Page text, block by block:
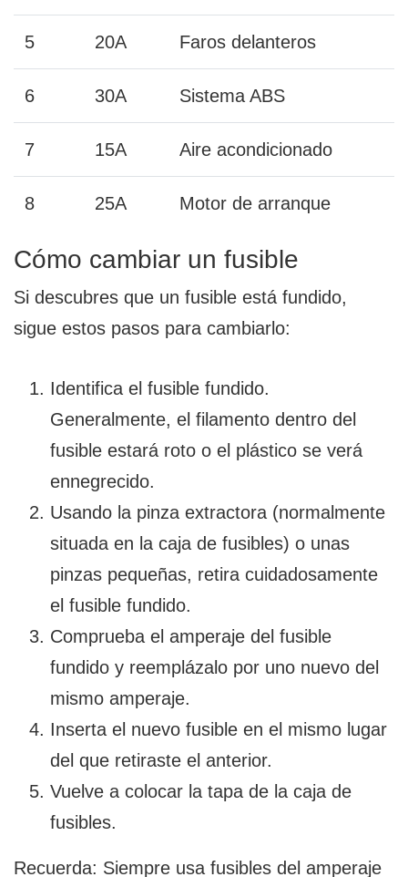
5 20A Faros delanteros
6 30A Sistema ABS
7 15A Aire acondicionado
8 25A Motor de arranque
Cómo cambiar un fusible
Si descubres que un fusible está fundido,
sigue estos pasos para cambiarlo:
Identifica el fusible fundido.
Generalmente, el filamento dentro del
fusible estará roto o el plástico se verá
ennegrecido.
Usando la pinza extractora (normalmente
situada en la caja de fusibles) o unas
pinzas pequeñas, retira cuidadosamente
el fusible fundido.
Comprueba el amperaje del fusible
fundido y reemplázalo por uno nuevo del
mismo amperaje.
Inserta el nuevo fusible en el mismo lugar
del que retiraste el anterior.
Vuelve a colocar la tapa de la caja de
fusibles.
Recuerda: Siempre usa fusibles del amperaje